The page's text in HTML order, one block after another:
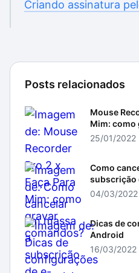
Criando assinatura
Posts relacionados
Mouse
Mim: como
25/01/2022
Como
subscrição
04/03/2022
Dicas de
Android
16/03/2022